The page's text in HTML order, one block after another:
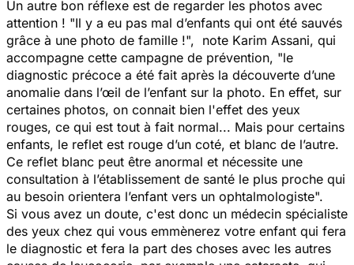
Un autre bon réflexe est de regarder les photos avec
attention ! "Il y a eu pas mal d’enfants qui ont été sauvés
grâce à une photo de famille !", note Karim Assani, qui
accompagne cette campagne de prévention, "le
diagnostic précoce a été fait après la découverte d’une
anomalie dans l’œil de l’enfant sur la photo. En effet, sur
certaines photos, on connait bien l'effet des yeux
rouges, ce qui est tout à fait normal... Mais pour certains
enfants, le reflet est rouge d’un coté, et blanc de l’autre.
Ce reflet blanc peut être anormal et nécessite une
consultation à l’établissement de santé le plus proche qui
au besoin orientera l’enfant vers un ophtalmologiste".
Si vous avez un doute, c'est donc un médecin spécialiste
des yeux chez qui vous emmènerez votre enfant qui fera
le diagnostic et fera la part des choses avec les autres